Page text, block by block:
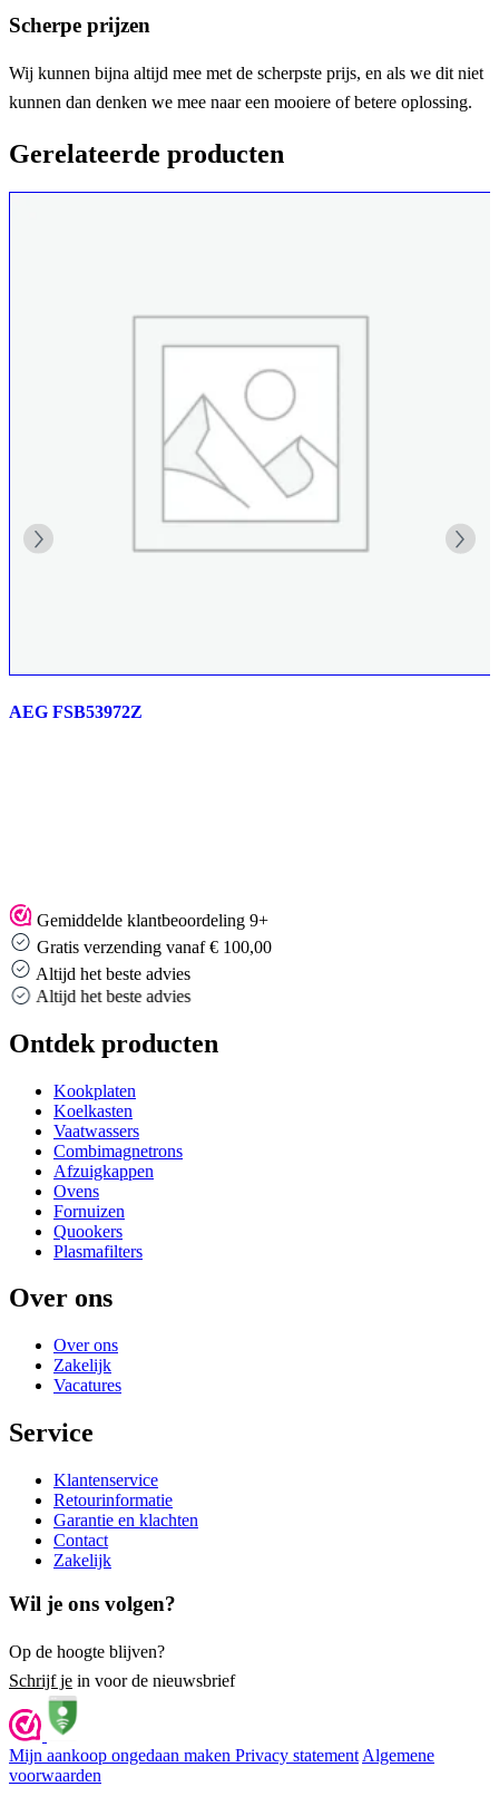
Scherpe prijzen
Wij kunnen bijna altijd mee met de scherpste prijs, en als we dit niet
kunnen dan denken we mee naar een mooiere of betere oplossing.
Gerelateerde producten
AEG FSB53972Z
Gemiddelde klantbeoordeling 9+
Gratis verzending vanaf € 100,00
Altijd het beste advies
Altijd het beste advies
Ontdek producten
Kookplaten
Koelkasten
Vaatwassers
Combimagnetrons
Afzuigkappen
Ovens
Fornuizen
Quookers
Plasmafilters
Over ons
Over ons
Zakelijk
Vacatures
Service
Klantenservice
Retourinformatie
Garantie en klachten
Contact
Zakelijk
Wil je ons volgen?
Op de hoogte blijven?
Schrijf je in voor de nieuwsbrief
Mijn aankoop ongedaan maken Privacy statement Algemene
voorwaarden